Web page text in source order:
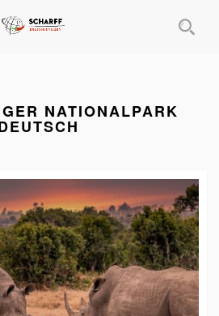
NATIONALPARK